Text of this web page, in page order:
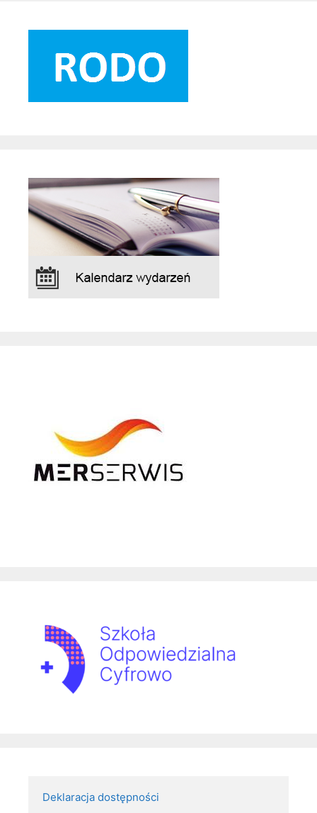
Deklaracja dostępności